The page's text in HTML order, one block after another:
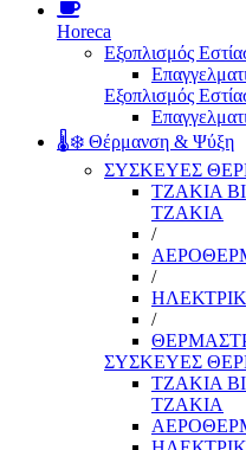
Horeca
Εξοπλισμός
Εξοπλισμός
🌡️❄️ Θέρμανση & Ψύξη
ΣΥΣΚΕΥΕΣ
ΤΖΑΚΙΑ
ΤΖΑΚΙΑ
/
/
/
ΣΥΣΚΕΥΕΣ
ΤΖΑΚΙΑ
ΤΖΑΚΙΑ